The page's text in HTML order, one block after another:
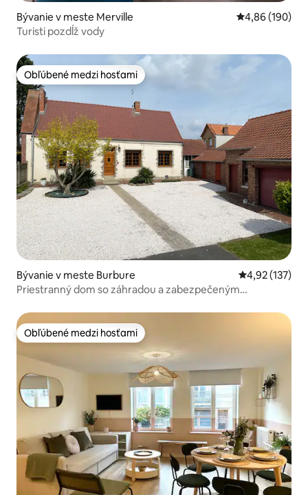
Bývanie v meste Merville Priemerné
4,86 (190)
Turisti pozdĺž vody
Obľúbené medzi hosťami
Obľúbené medzi hosťami
Bývanie v meste Burbure Priemerné
4,92 (137)
Priestranný dom so záhradou a zabezpečeným
Obľúbené medzi hosťami
Obľúbené medzi hosťami